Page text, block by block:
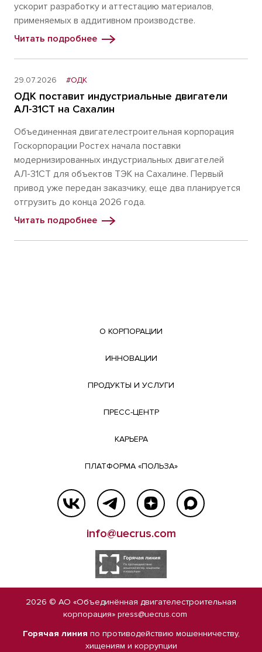
ускорит разработку и аттестацию материалов,
применяемых в аддитивном производстве.
Читать подробнее
29.07.2026 #ОДК
ОДК поставит индустриальные двигатели
АЛ-31СТ на Сахалин
Объединенная двигателестроительная корпорация
Госкорпорации Ростех начала поставки
модернизированных индустриальных двигателей
АЛ-31СТ для объектов ТЭК на Сахалине. Первый
привод уже передан заказчику, еще два планируется
отгрузить до конца 2026 года.
Читать подробнее
О КОРПОРАЦИИ
ИННОВАЦИИ
ПРОДУКТЫ И УСЛУГИ
ПРЕСС-ЦЕНТР
КАРЬЕРА
ПЛАТФОРМА «ПОЛЬЗА»
info@uecrus.com
2026 © АО «Объединённая двигателестроительная
корпорация» press@uecrus.com
Горячая линия по противодействию мошенничеству,
хищениям и коррупции